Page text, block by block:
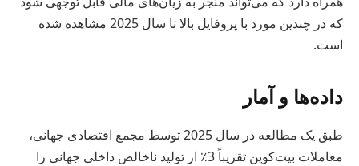
که در چندین مورد با پروفایل بالا تا سال 2025 مشاهده شده
است.
داده‌ها و آمار
طبق یک مطالعه در سال 2025 توسط مجمع اقتصادی جهانی،
معاملات بیت‌کوین تقریباً 3٪ از تولید ناخالص داخلی جهانی را